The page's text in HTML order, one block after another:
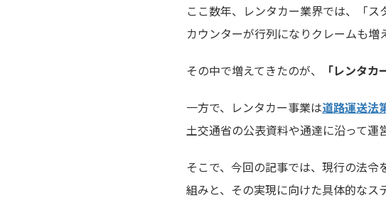
ここ数年、レンタカー業界では、「
カウンターが行列になりクレームも増
その中で増えてきたのが、 「レンタ
一方で、レンタカー事業は道路運送法
土交通省の公表資料や通達に沿って運
そこで、今回の記事では、現行の法令
組みと、その実現に向けた具体的なス